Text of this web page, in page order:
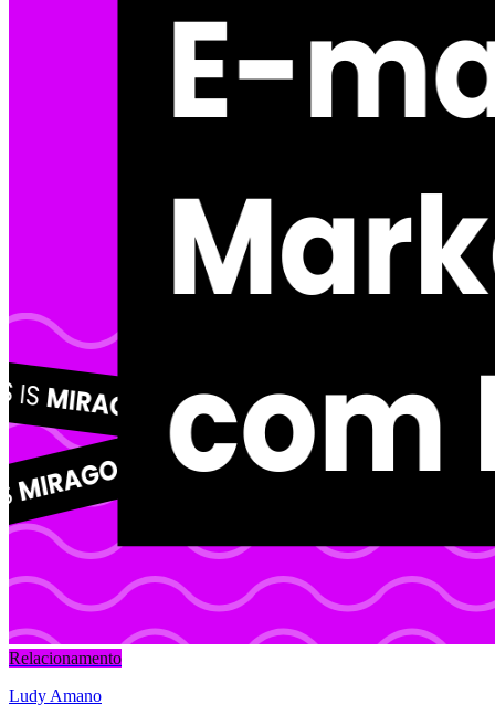
Relacionamento
Ludy Amano